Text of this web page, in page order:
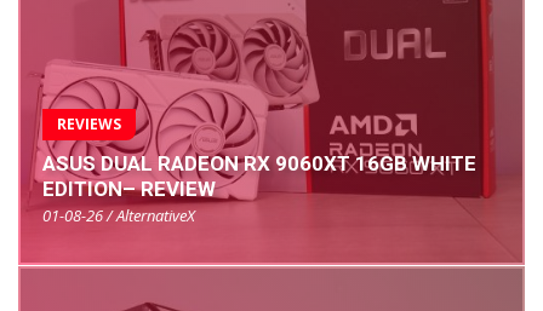
REVIEWS
ASUS DUAL RADEON RX 9060XT 16GB WHITE
EDITION– REVIEW
01-08-26 / AlternativeX